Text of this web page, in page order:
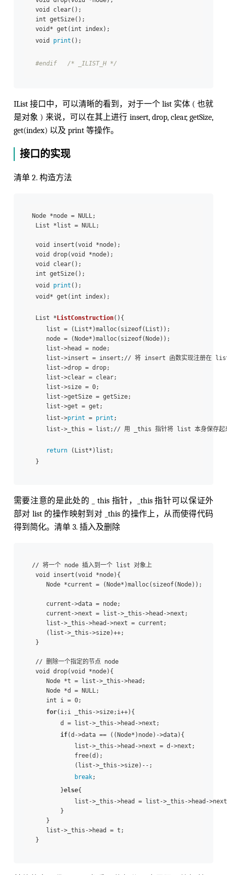
void clear();
int getSize();
void* get(int index);
void print ();
#endif   /* _ILIST_H */
IList 接口中，可以清晰的看到，对于一个 list 实体 ( 也就
是对象 ) 来说，可以在其上进行 insert, drop, clear, getSize,
get(index) 以及 print 等操作。
接口的实现
清单 2. 构造方法
Node *node = NULL;
List *list = NULL;
void insert(void *node);
void drop(void *node);
void clear();
int getSize();
void print ();
void* get(int index);
List *ListConstruction(){
list = (List*)malloc(sizeof(List));
node = (Node*)malloc(sizeof(Node));
list->head = node;
list->insert = insert;// 将 insert 函数实现注册在 list
list->drop = drop;
list->clear = clear;
list->size = 0;
list->getSize = getSize;
list->get = get;
list->print = print ;
list->_this = list;// 用 _this 指针将 list 本身保存起
return (List*)list;
需要注意的是此处的 _ this 指针，_this 指针可以保证外
部对 list 的操作映射到对 _this 的操作上，从而使得代码
得到简化。清单 3. 插入及删除
// 将一个 node 插入到一个 list 对象上
void insert(void *node){
Node *current = (Node*)malloc(sizeof(Node));
current->data = node;
current->next = list->_this->head->next;
list->_this->head->next = current;
(list->_this->size)++;
}
// 删除一个指定的节点 node
void drop(void *node){
Node *t = list->_this->head;
Node *d = NULL;
int i = 0;
for(i;i _this->size;i++){
d = list->_this->head->next;
if(d->data == ((Node*)node)->data){
list->_this->head->next = d->next;
free(d);
(list->_this->size)--;
break;
}else{
list->_this->head = list->_this->head-
}
}
list->_this->head = t;